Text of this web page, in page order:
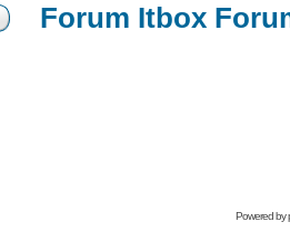
Forum Itbox
Powered by